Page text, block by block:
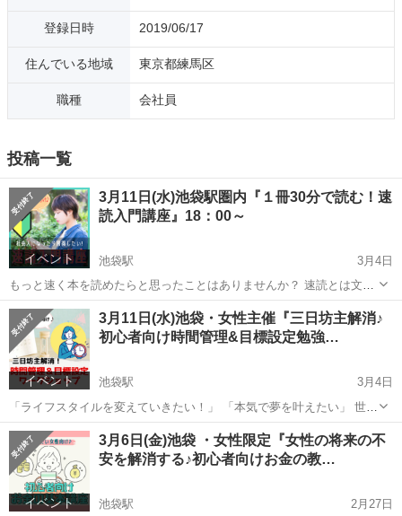
登録日時 2019/06/17
住んでいる地域 東京都練馬区
職種 会社員
投稿一覧
イベント
3月11日(水)池袋駅圏内『１冊30分で読む！速
読入門講座』18：00～
池袋駅
3月4日
もっと速く本を読めたらと思ったことはありませんか？ 速読とは文字
通り本を速く読むこと。 池袋速読会では、積み本とおさらばして沢山
の知識を詰め込み、読みたい本をサクッと読めるスキルを学むことが
できます。 こん...
東京 豊島区 池袋駅 その他
イベント
3月11日(水)池袋・女性主催『三日坊主解消♪
初心者向け時間管理&目標設定勉強…
池袋駅
3月4日
「ライフスタイルを変えていきたい！」 「本気で夢を叶えたい」 世界
中の人に愛されている７つの習慣。 人生100年時代や経済不安、withコ
ロナの社会でも豊かに過ごせる自立した考えと行動力を与えてくれま
す。 当...
東京 千代田区 池袋駅 その他
イベント
3月6日(金)池袋 ・女性限定『女性の将来の不
安を解消する♪初心者向けお金の教…
池袋駅
2月27日